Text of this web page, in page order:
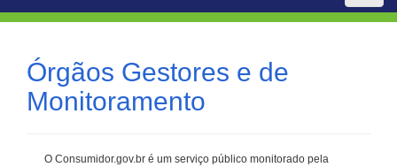
Órgãos Gestores e de
Monitoramento
O Consumidor.gov.br é um serviço público monitorado pela